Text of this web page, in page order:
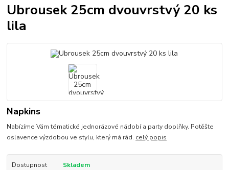
Ubrousek 25cm dvouvrstvý 20 ks
lila
Napkins
Nabízíme Vám tématické jednorázové nádobí a party doplňky. Potěšte
oslavence výzdobou ve stylu, který má rád. celý popis
Dostupnost
Skladem